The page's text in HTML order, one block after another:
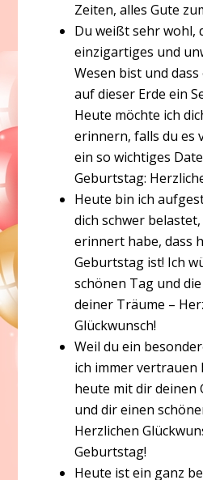
Zeiten, alles Gute
Du weißt sehr wohl,
einzigartiges und
Wesen bist und
auf dieser Erde ein
Heute möchte ich
erinnern, falls du es
ein so wichtiges
Geburtstag:
Heute bin ich
dich schwer
erinnert habe, dass
Geburtstag ist! Ich
schönen Tag und
deiner Träume –
Glückwunsch!
Weil du ein
ich immer vertrauen
heute mit dir deinen
und dir einen
Herzlichen
Geburtstag!
Heute ist ein ganz